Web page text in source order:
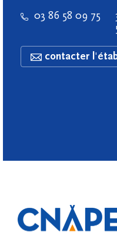
03 86 58 09 75
contacter